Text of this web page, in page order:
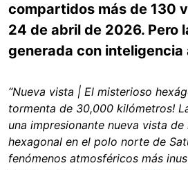
compartidos más de 130
24 de abril de 2026. Pero
generada con
“Nueva vista | El misterioso
tormenta de 30,000 kilómetros!
una impresionante nueva vista
hexagonal en el polo norte de
fenómenos atmosféricos más